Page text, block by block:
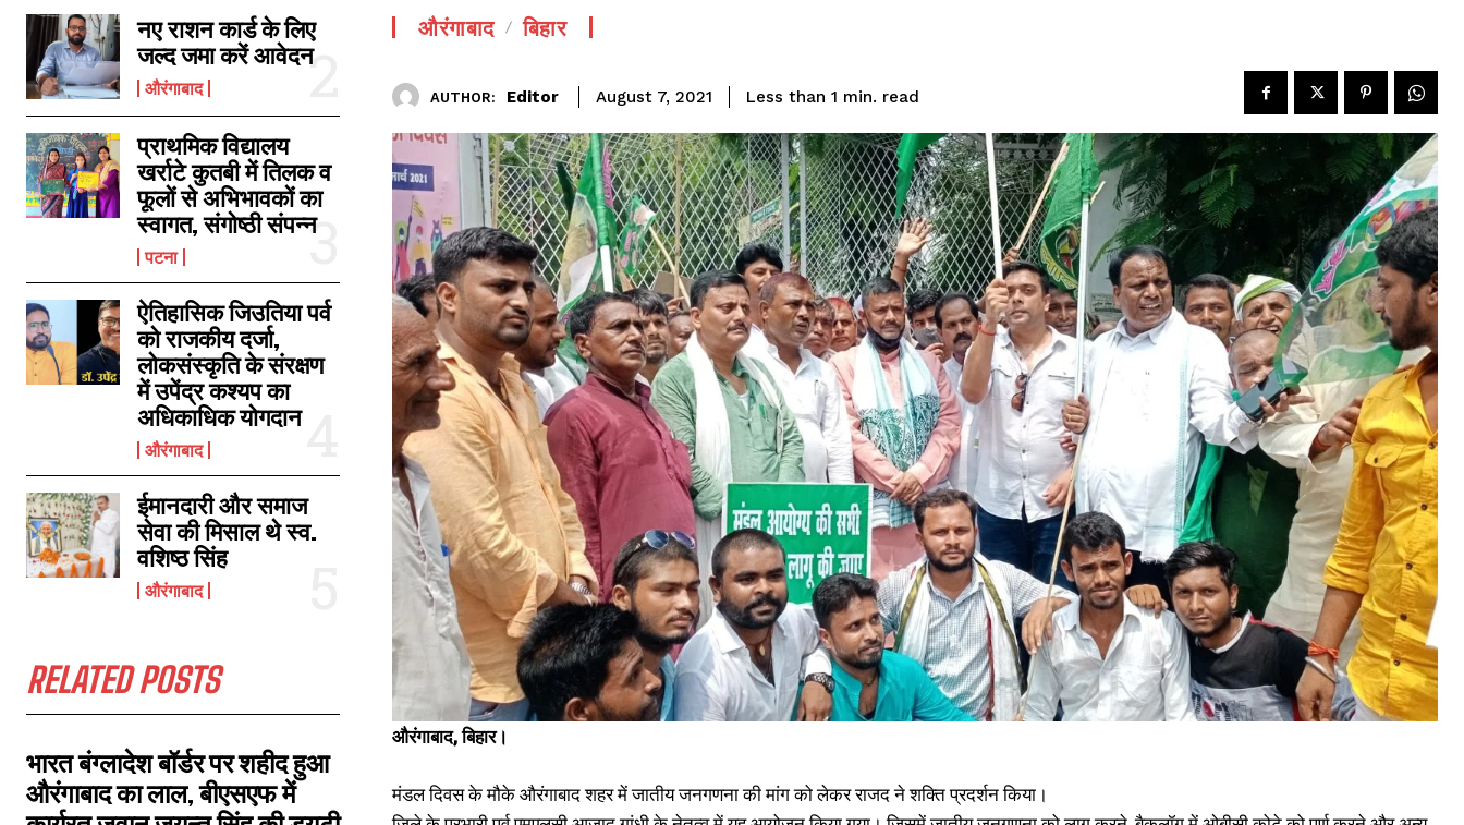
देश में जातीय जनगणना कराने और बैकलॉग की सीटों पर ओबीसी भर्ती सुनिश्चित करने को
लेकर 7 अगस्त को जिला मुख्यालय पर राजद करेगा प्रदर्शन
August 4, 2021
बारुण में युवा राजद ने ग्राम चौपाल का किया आयोजन, संविधान दिवस पर हुए कार्यक्रम में
कई मुद्दों पर हुई चर्चा
November 26, 2023
In "औरंगाबाद"
औरंगाबाद लोकसभा सीट से राजद उतारे अपना उम्मीदवार, राजद कार्यकर्ता जन संवाद
कार्यक्रम में जुटे दिग्गज नेताओं कर दी मांग
January 17, 2024
In "औरंगाबाद"
नए राशन कार्ड के लिए
जल्द जमा करें आवेदन
औरंगाबाद
प्राथमिक विद्यालय
खर्राटे कुतबी में तिलक व
फूलों से अभिभावकों का
स्वागत, संगोष्ठी संपन्न
पटना
ऐतिहासिक जिउतिया पर्व
को राजकीय दर्जा,
लोकसंस्कृति के संरक्षण
में उपेंद्र कश्यप का
अधिकाधिक योगदान
औरंगाबाद
ईमानदारी और समाज
सेवा की मिसाल थे स्व.
वशिष्ठ सिंह
औरंगाबाद
RELATED POSTS
भारत बंग्लादेश बॉर्डर पर शहीद हुआ
औरंगाबाद का लाल, बीएसएफ में
औरंगाबाद बिहार
AUTHOR: Editor August 7, 2021 Less than 1 min. read
औरंगाबाद, बिहार।
मंडल दिवस के मौके औरंगाबाद शहर में जातीय जनगणना की मांग को लेकर राजद ने शक्ति प्रदर्शन किया।